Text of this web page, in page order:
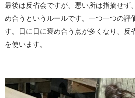
最後は反省会ですが、悪い所は指摘せず
め合うというルールです。一つ一つの評
す。日に日に褒め合う点が多くなり、反
を使います。